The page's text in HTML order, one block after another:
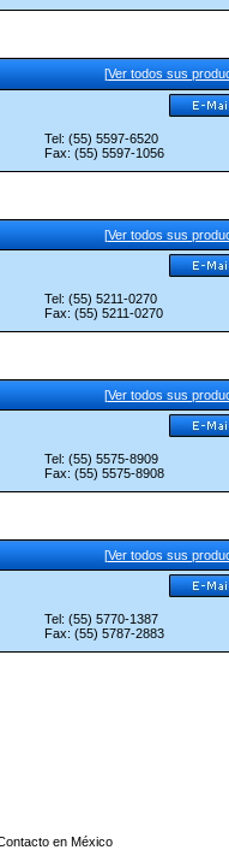
[Ver todos sus
Tel: (55) 5597-6520
Fax: (55) 5597-1056
[Ver todos sus
Tel: (55) 5211-0270
Fax: (55) 5211-0270
[Ver todos sus
Tel: (55) 5575-8909
Fax: (55) 5575-8908
[Ver todos sus
Tel: (55) 5770-1387
Fax: (55) 5787-2883
en México